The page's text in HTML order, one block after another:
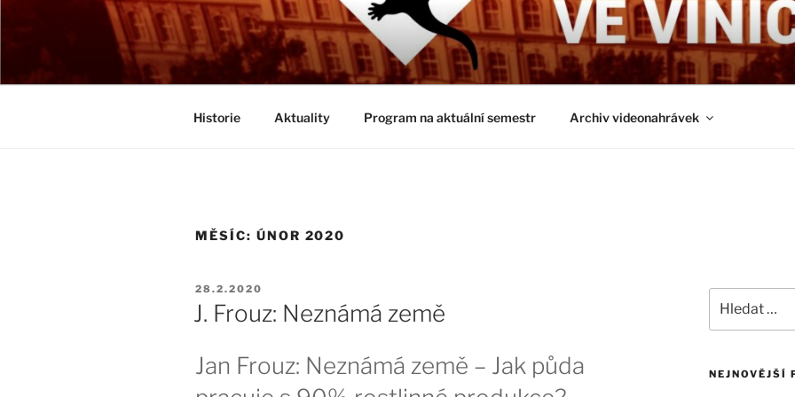
Přejít
webu
BIOLOGICKÉ ČTVRTKY VE
Určeno všem zájemcům o evoluci a obecnější biologická témata
Historie Aktuality Program na aktuální semestr Archiv videonahrávek
MĚSÍC: ÚNOR 2020
PUBLIKOVÁNO
28.2.2020
J. Frouz: Neznámá země
Jan Frouz: Neznámá země – Jak půda
NEJNOVĚJŠÍ